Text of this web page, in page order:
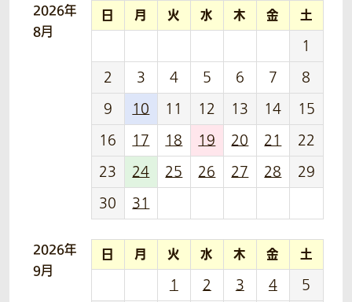
2026年
8月
日 月 火 水 木 金 土
1
2
3 4 5 6 7
8
9
10 11 12 13 14
15
16
17 18 19 20 21
22
23
24 25 26 27 28
29
30
31
2026年
9月
日 月 火 水 木 金 土
1 2 3 4
5